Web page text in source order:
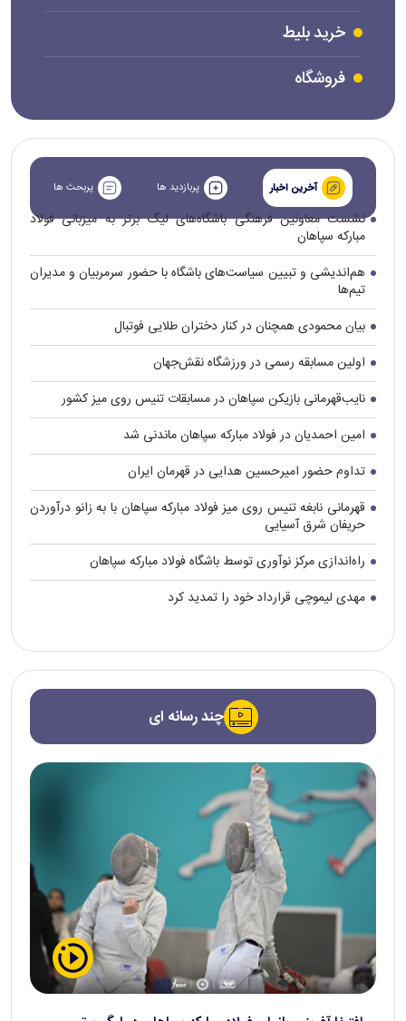
خرید بلیط
فروشگاه
آخرین اخبار پربازدید ها پربحث ها
نشست معاونین فرهنگی باشگاه‌های لیگ برتر به میزبانی فولاد
مبارکه سپاهان
هم‌اندیشی و تبیین سیاست‌های باشگاه با حضور سرمربیان و مدیران
تیم‌ها
بیان محمودی همچنان در کنار دختران طلایی فوتبال
اولین مسابقه رسمی در ورزشگاه نقش‌جهان
نایب‌قهرمانی بازیکن سپاهان در مسابقات تنیس روی میز کشور
امین احمدیان در فولاد مبارکه سپاهان ماندنی شد
تداوم حضور امیرحسین هدایی در قهرمان ایران
قهرمانی نابغه تنیس روی میز فولاد مبارکه سپاهان با به زانو درآوردن
حریفان شرق آسیایی
راه‌اندازی مرکز نوآوری توسط باشگاه فولاد مبارکه سپاهان
مهدی لیموچی قرارداد خود را تمدید کرد
چند رسانه ای